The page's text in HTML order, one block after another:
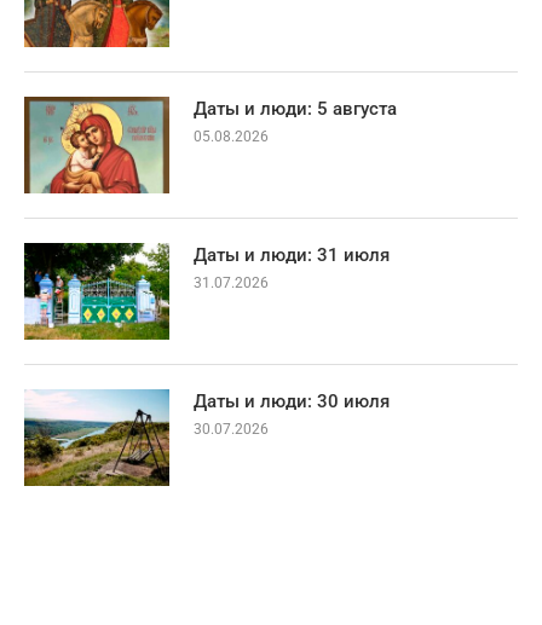
Даты и люди: 5 августа
05.08.2026
Даты и люди: 31 июля
31.07.2026
Даты и люди: 30 июля
30.07.2026